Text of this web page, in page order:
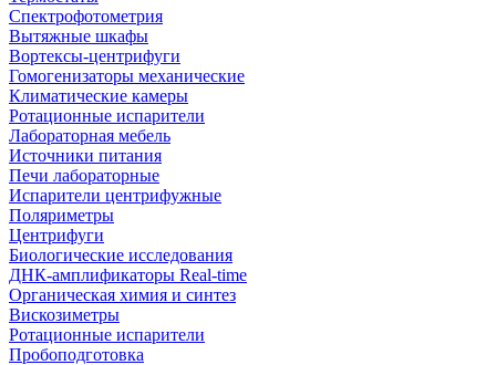
Спектрофотометрия
Вытяжные шкафы
Вортексы-центрифуги
Гомогенизаторы механические
Климатические камеры
Ротационные испарители
Лабораторная мебель
Источники питания
Печи лабораторные
Испарители центрифужные
Поляриметры
Центрифуги
Биологические исследования
ДНК-амплификаторы Real-time
Органическая химия и синтез
Вискозиметры
Ротационные испарители
Пробоподготовка